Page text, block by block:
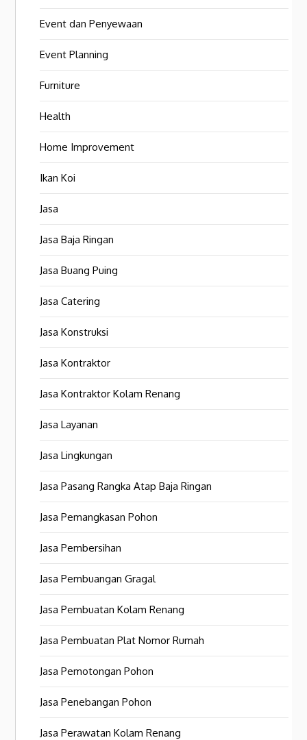
Event dan Penyewaan
Event Planning
Furniture
Health
Home Improvement
Ikan Koi
Jasa
Jasa Baja Ringan
Jasa Buang Puing
Jasa Catering
Jasa Konstruksi
Jasa Kontraktor
Jasa Kontraktor Kolam Renang
Jasa Layanan
Jasa Lingkungan
Jasa Pasang Rangka Atap Baja Ringan
Jasa Pemangkasan Pohon
Jasa Pembersihan
Jasa Pembuangan Gragal
Jasa Pembuatan Kolam Renang
Jasa Pembuatan Plat Nomor Rumah
Jasa Pemotongan Pohon
Jasa Penebangan Pohon
Jasa Perawatan Kolam Renang